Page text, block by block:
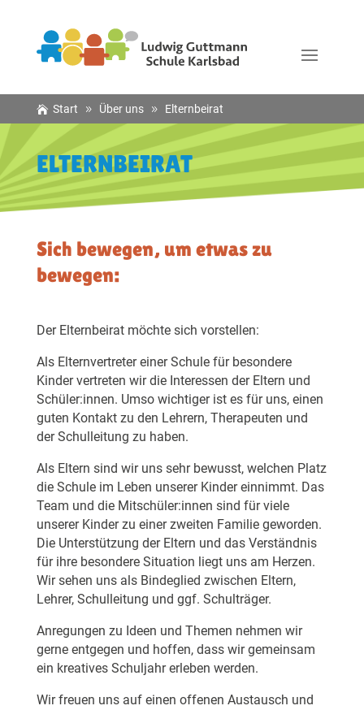
Start Über uns Elternbeirat
ELTERNBEIRAT
Sich bewegen, um etwas zu
bewegen:
Der Elternbeirat möchte sich vorstellen:
Als Elternvertreter einer Schule für besondere
Kinder vertreten wir die Interessen der Eltern und
Schüler:innen. Umso wichtiger ist es für uns, einen
guten Kontakt zu den Lehrern, Therapeuten und
der Schulleitung zu haben.
Als Eltern sind wir uns sehr bewusst, welchen Platz
die Schule im Leben unserer Kinder einnimmt. Das
Team und die Mitschüler:innen sind für viele
unserer Kinder zu einer zweiten Familie geworden.
Die Unterstützung der Eltern und das Verständnis
für ihre besondere Situation liegt uns am Herzen.
Wir sehen uns als Bindeglied zwischen Eltern,
Lehrer, Schulleitung und ggf. Schulträger.
Anregungen zu Ideen und Themen nehmen wir
gerne entgegen und hoffen, dass wir gemeinsam
ein kreatives Schuljahr erleben werden.
Wir freuen uns auf einen offenen Austausch und